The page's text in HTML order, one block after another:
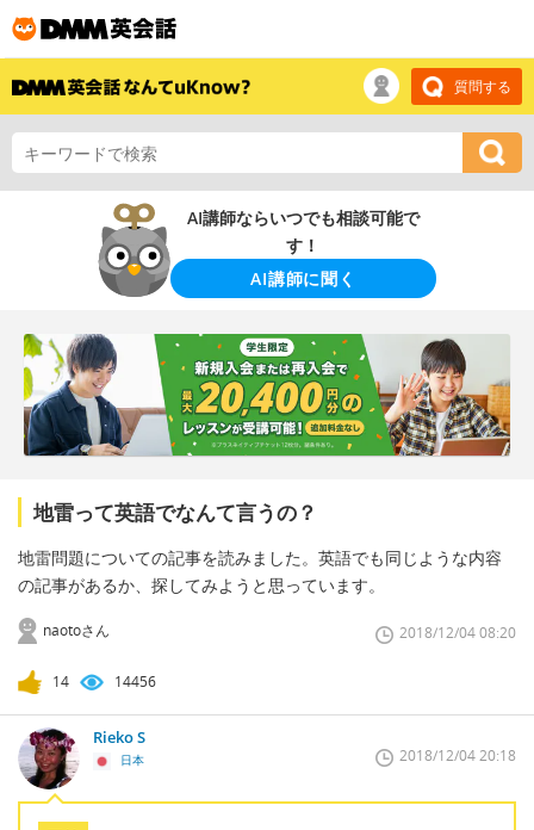
質問する
AI講師ならいつでも相談可能で
す！
AI講師に聞く
地雷って英語でなんて言うの？
地雷問題についての記事を読みました。英語でも同じような内容
の記事があるか、探してみようと思っています。
naotoさん 2018/12/04 08:20
14 14456
Rieko S
日本 2018/12/04 20:18